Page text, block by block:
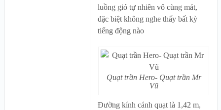
luồng gió tự nhiên vô cùng mát,
đặc biệt không nghe thấy bất kỳ
tiếng động nào
Quạt trần Hero- Quạt trần Mr
Vũ
Đường kính cánh quạt là 1,42 m,